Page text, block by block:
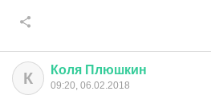
К Коля Плюшкин
09:20, 06.02.2018